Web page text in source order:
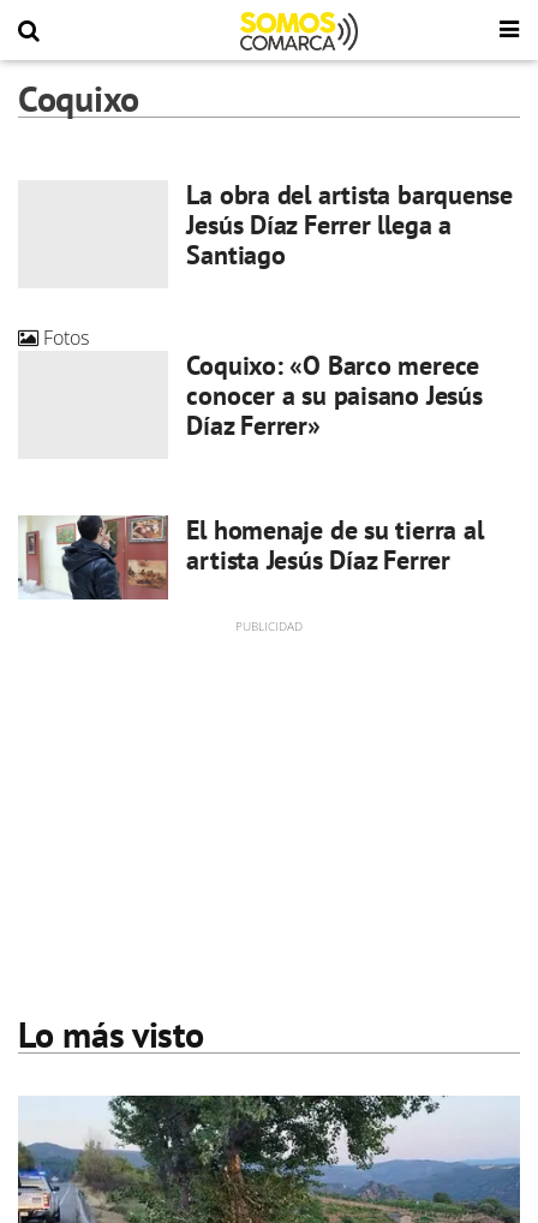
Coquixo
La obra del artista barquense
Jesús Díaz Ferrer llega a
Santiago
Fotos
Coquixo: «O Barco merece
conocer a su paisano Jesús
Díaz Ferrer»
El homenaje de su tierra al
artista Jesús Díaz Ferrer
Lo más visto